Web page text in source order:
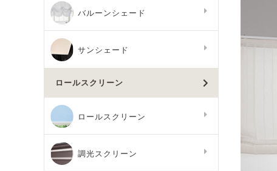
バルーンシェード
サンシェード
ロールスクリーン
ロールスクリーン
調光スクリーン